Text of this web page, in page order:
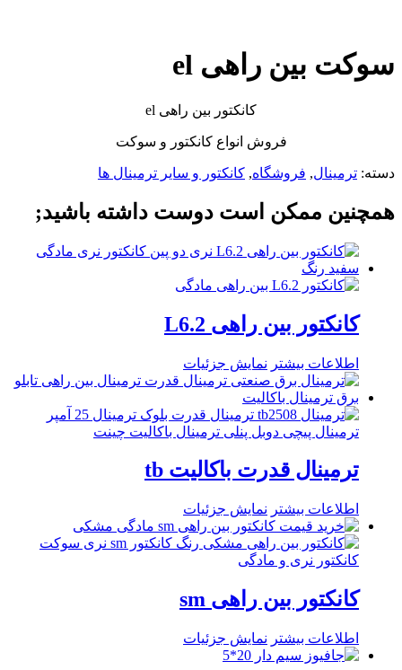
سوکت بین راهی el
کانکتور بین راهی el
فروش انواع کانکتور و سوکت
دسته: ترمینال, فروشگاه, کانکتور و سایر ترمینال ها
همچنین ممکن است دوست داشته باشید;
کانکتور بین راهی L6.2
اطلاعات بیشتر نمایش جزئیات
ترمینال قدرت باکالیت tb
اطلاعات بیشتر نمایش جزئیات
کانکتور بین راهی sm
اطلاعات بیشتر نمایش جزئیات